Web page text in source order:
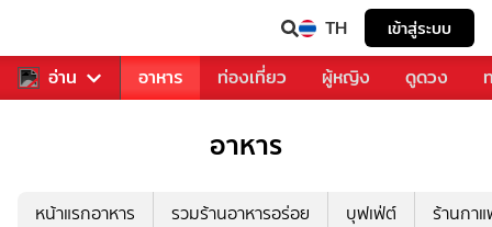
TH เข้าสู่ระบบ
อ่าน
รวงการเพลง อาหาร ท่องเที่ยว ผู้หญิง ดูดวง
อาหาร
หน้าแรกอาหาร รวมร้านอาหารอร่อย บุฟเฟ่ต์ ร้านกา